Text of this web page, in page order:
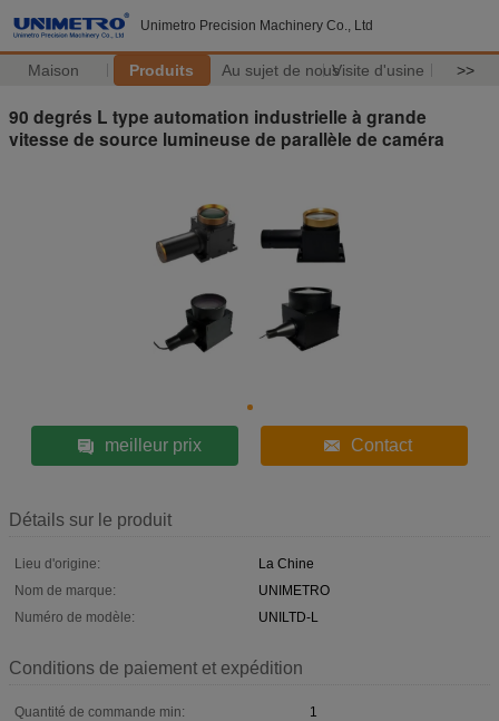
Unimetro Precision Machinery Co., Ltd
Maison Produits Au sujet de nousVisite d'usine >>
90 degrés L type automation industrielle à grande
vitesse de source lumineuse de parallèle de caméra
meilleur prix Contact
Détails sur le produit
Lieu d'origine:
La Chine
Nom de marque:
UNIMETRO
Numéro de modèle:
UNILTD-L
Conditions de paiement et expédition
Quantité de commande min:
1